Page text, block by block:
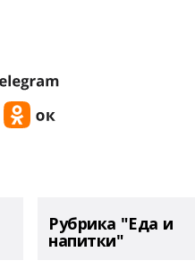
Рубрика "Еда и
напитки"